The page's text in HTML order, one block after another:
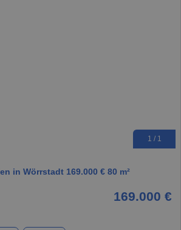
1 / 1
in Wörrstadt 169.000 € 80 m²
169.000 €